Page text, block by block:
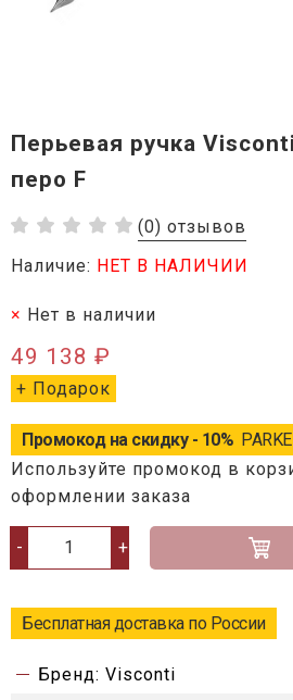
Перьевая ручка
перо F
(0) отзывов
Наличие: НЕТ В НАЛИЧИИ
Нет в наличии
49 138 ₽
+ Подарок
Промокод на скидку - 10%
Используйте промокод в
оформлении заказа
- +
Бесплатная доставка по России
Бренд: Visconti